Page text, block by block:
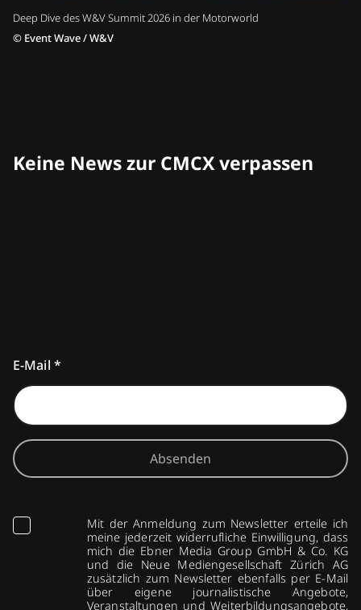
Deep Dive des W&V Summit 2026 in der Motorworld
© Event Wave / W&V
Keine News zur CMCX verpassen
E-Mail *
Absenden
Mit der Anmeldung zum Newsletter erteile ich
meine jederzeit widerrufliche Einwilligung, dass
mich die Ebner Media Group GmbH & Co. KG
und die Neue Mediengesellschaft Zürich AG
zusätzlich zum Newsletter ebenfalls per E-Mail
über eigene journalistische Angebote,
Veranstaltungen und Weiterbildungsangebote,